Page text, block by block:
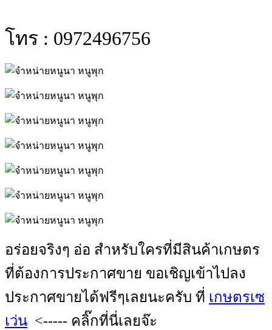
โทร : 0972496756
อร่อยจริงๆ อ่อ สำหรับใครที่มีสินค้าเกษตร
ที่ต้องการประกาศขาย ขอเชิญเข้าไปลง
ประกาศขายได้ฟรีๆเลยนะครับ ที่ เกษตรเซ
เว่น <----- คลิ๊กที่นี่เลยจ๊ะ